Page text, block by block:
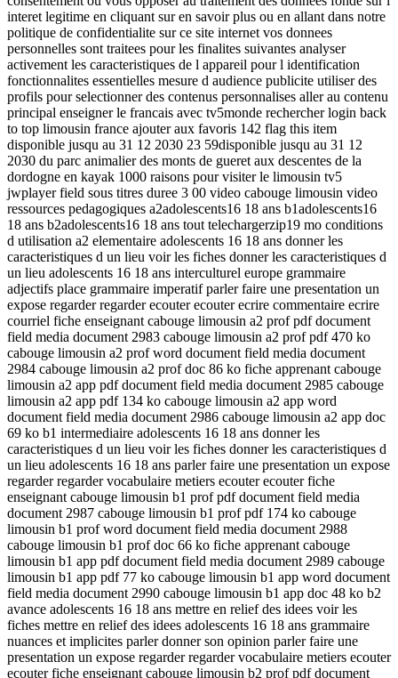
interet legitime en cliquant sur en savoir plus ou en allant dans notre
politique de confidentialite sur ce site internet vos donnees
personnelles sont traitees pour les finalites suivantes analyser
activement les caracteristiques de l appareil pour l identification
fonctionnalites essentielles mesure d audience publicite utiliser des
profils pour selectionner des contenus personnalises aller au contenu
principal enseigner le francais avec tv5monde rechercher login back
to top limousin france ajouter aux favoris 142 flag this item
disponible jusqu au 31 12 2030 23 59disponible jusqu au 31 12
2030 du parc animalier des monts de gueret aux descentes de la
dordogne en kayak 1000 raisons pour visiter le limousin tv5
jwplayer field sous titres duree 3 00 video cabouge limousin video
ressources pedagogiques a2adolescents16 18 ans b1adolescents16
18 ans b2adolescents16 18 ans tout telechargerzip19 mo conditions
d utilisation a2 elementaire adolescents 16 18 ans donner les
caracteristiques d un lieu voir les fiches donner les caracteristiques d
un lieu adolescents 16 18 ans interculturel europe grammaire
adjectifs place grammaire imperatif parler faire une presentation un
expose regarder regarder ecouter ecouter ecrire commentaire ecrire
courriel fiche enseignant cabouge limousin a2 prof pdf document
field media document 2983 cabouge limousin a2 prof pdf 470 ko
cabouge limousin a2 prof word document field media document
2984 cabouge limousin a2 prof doc 86 ko fiche apprenant cabouge
limousin a2 app pdf document field media document 2985 cabouge
limousin a2 app pdf 134 ko cabouge limousin a2 app word
document field media document 2986 cabouge limousin a2 app doc
69 ko b1 intermediaire adolescents 16 18 ans donner les
caracteristiques d un lieu voir les fiches donner les caracteristiques d
un lieu adolescents 16 18 ans parler faire une presentation un expose
regarder regarder vocabulaire metiers ecouter ecouter fiche
enseignant cabouge limousin b1 prof pdf document field media
document 2987 cabouge limousin b1 prof pdf 174 ko cabouge
limousin b1 prof word document field media document 2988
cabouge limousin b1 prof doc 66 ko fiche apprenant cabouge
limousin b1 app pdf document field media document 2989 cabouge
limousin b1 app pdf 77 ko cabouge limousin b1 app word document
field media document 2990 cabouge limousin b1 app doc 48 ko b2
avance adolescents 16 18 ans mettre en relief des idees voir les
fiches mettre en relief des idees adolescents 16 18 ans grammaire
nuances et implicites parler donner son opinion parler faire une
presentation un expose regarder regarder vocabulaire metiers ecouter
ecouter fiche enseignant cabouge limousin b2 prof pdf document